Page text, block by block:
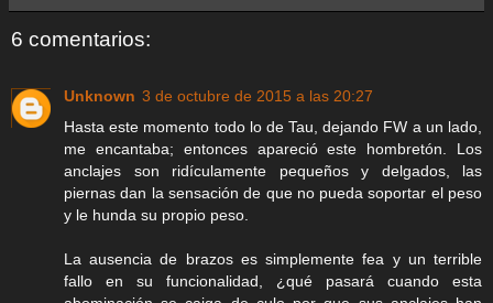
6 comentarios:
Unknown 3 de octubre de 2015 a las 20:27
Hasta este momento todo lo de Tau, dejando FW a un lado,
me encantaba; entonces apareció este hombretón. Los
anclajes son ridículamente pequeños y delgados, las
piernas dan la sensación de que no pueda soportar el peso
y le hunda su propio peso.
La ausencia de brazos es simplemente fea y un terrible
fallo en su funcionalidad, ¿qué pasará cuando esta